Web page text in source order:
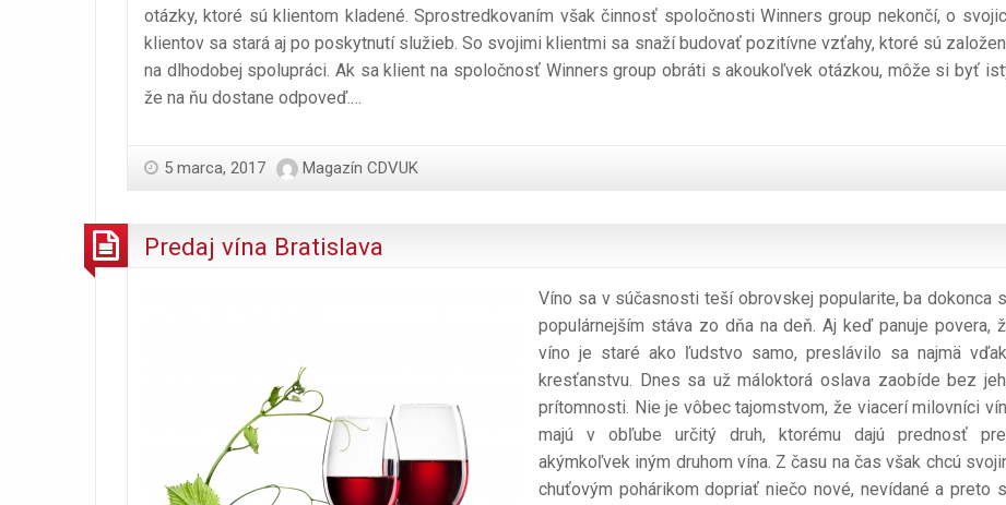
otázky, ktoré sú klientom kladené. Sprostredkovaním však činnosť spoločnosti Winners group nekončí, o
klientov sa stará aj po poskytnutí služieb. So svojimi klientmi sa snaží budovať pozitívne vzťahy, ktoré sú
na dlhodobej spolupráci. Ak sa klient na spoločnosť Winners group obráti s akoukoľvek otázkou, môže si byť
že na ňu dostane odpoveď.…
5 marca, 2017 Magazín CDVUK
Predaj vína Bratislava
Víno sa v súčasnosti teší obrovskej popularite, ba dokonca
populárnejším stáva zo dňa na deň. Aj keď panuje povera,
víno je staré ako ľudstvo samo, preslávilo sa najmä
kresťanstvu. Dnes sa už máloktorá oslava zaobíde bez
prítomnosti. Nie je vôbec tajomstvom, že viacerí milovníci
majú v obľube určitý druh, ktorému dajú prednosť
akýmkoľvek iným druhom vína. Z času na čas však chcú
chuťovým pohárikom dopriať niečo nové, nevídané a preto